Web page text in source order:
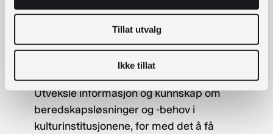
Tillat utvalg
Ikke tillat
Styrke kulturinstitusjonenes forståelse av
trusselbilder og erkjennelse av mulige trusler.
Styrke kulturinstitusjonenes bevissthet om at
de har en plass, rolle og ansvar i det totale
beredskapsarbeidet.
Utveksle informasjon og kunnskap om
beredskapsløsninger og -behov i
kulturinstitusjonene, for med det å få